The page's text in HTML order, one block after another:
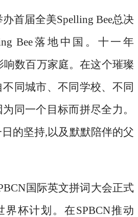
首届全美Spelling Bee总决
Bee落地中国。十一年
响数百万家庭。在这个璀璨
同城市、不同学校、不同
同一个目标而拼尽全力。
的坚持,以及默默陪伴的父
国际英文拼词大会正式
界杯计划。在SPBCN推动